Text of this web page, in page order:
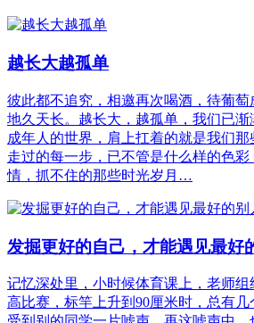
越长大越孤单
彼此都不追究，相邀再次喝酒，待葡萄
地久天长。越长大，越孤单，我们已渐
成年人的世界，肩上扛着的就是我们那
走过的每一步，已不管是什么样的色彩
情，抓不住的那些时光岁月…
发掘更好的自己，才能遇见最好
记忆深处里，小时候体育课上，老师
高比赛，标竿上升到90厘米时，总有